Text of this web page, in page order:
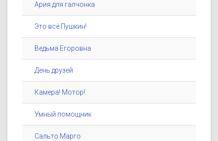
Ария для галчонка
Это всё Пушкин!
Ведьма Егоровна
День друзей
Камера! Мотор!
Умный помощник
Сальто Марго